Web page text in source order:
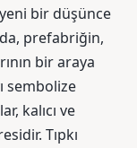
bir düşünce
prefabriğin,
bir araya
sembolize
kalıcı ve
Tıpkı